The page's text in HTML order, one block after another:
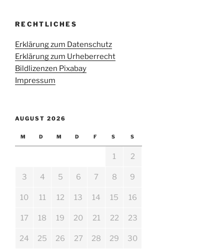
RECHTLICHES
Erklärung zum Datenschutz
Erklärung zum Urheberrecht
Bildlizenzen Pixabay
Impressum
AUGUST 2026
M D M D F S S
1 2
3 4 5 6 7 8 9
10 11 12 13 14 15 16
17 18 19 20 21 22 23
24 25 26 27 28 29 30